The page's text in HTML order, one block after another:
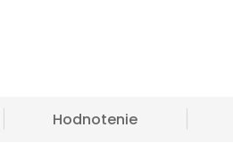
Hodnotenie